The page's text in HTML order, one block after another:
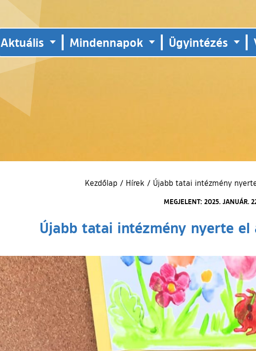
Aktuális Mindennapok Ügyintézés
Kezdőlap / Hírek / Újabb tatai intézmény
MEGJELENT: 2025. JANUÁR.
Újabb tatai intézmény nyerte el